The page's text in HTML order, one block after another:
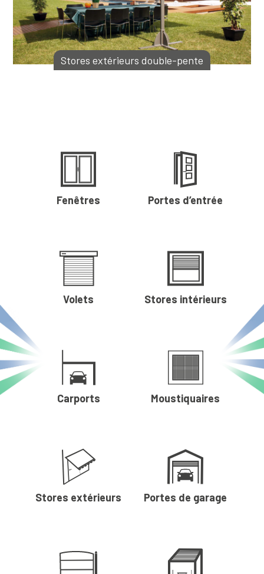
Stores extérieurs double-pente
Fenêtres Portes d’entrée
Volets Stores intérieurs
Carports Moustiquaires
Stores extérieurs Portes de garage